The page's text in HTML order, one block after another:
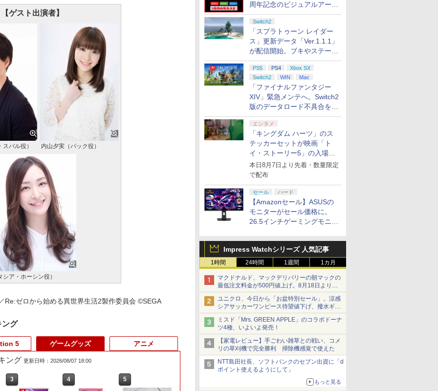
周年記念のビジュアルアート
ブック3冊同時発売が決定
Switch2
「スプラトゥーン レイダー
ス」更新データ「Ver.1.1.1」
が配信開始。ブキやステージ
に関する不具合を修正
PS5 PS4
Xbox SX
Switch2
WIN Mac
「ファイナルファンタジー
XIV」緊急メンテへ。Switch2
版のデータロード不具合を最
適化
エンタメ
「キングダム ハーツ」のス
テッカーセットが映画「ト
イ・ストーリー5」の入場特
典として配布決定！
本日8月7日より先着・数量限定
で配布
セール ハード
【Amazonセール】ASUSの
モニターがセール価格に。
26.5インチゲーミングモニタ
XG27ACDMS」限定モデルも
お買い得
Impress Watchシリーズ 人気記事
1時間 24時間 1週間 1カ月
マクドナルド、マックデリバリーの朝マックの
最低注文料金が500円値上げ。8月18日より
1,500円から受付
ユニクロ、今日から「お盆特別セール」。涼感
シアサッカーワンピース待望値下げ、撥水ギア
ショーツは1990円に
ミスド「Mrs. GREEN APPLE」のコラボドーナ
ツ4種、いよいよ発売！
【家電レビュー】手ごわい雑草との戦い、コメ
リの草刈機で完全勝利 掃除機感覚で使えた
NTT島田社長、ソフトバンクのセブン出資に「d
ポイント使えるようにして」
もっと見る
【ゲスト出演者】
バル役） 内山夕実（パック役）
ア・ホーシン役）
Re:ゼロから始める異世界生活2製作委員会 ©SEGA
ング
3 4 5
5
3 4 5
ゲームグッズ
ング 更新日時：2026/08/07 18:00
3 4 5
アニメ